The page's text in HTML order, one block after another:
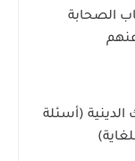
الصحابة
الدينية (أسئلة